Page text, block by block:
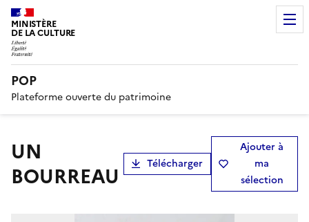
MINISTÈRE
DE LA CULTURE
POP
Plateforme ouverte du patrimoine
UN
BOURREAU
Télécharger
Ajouter à
ma
sélection